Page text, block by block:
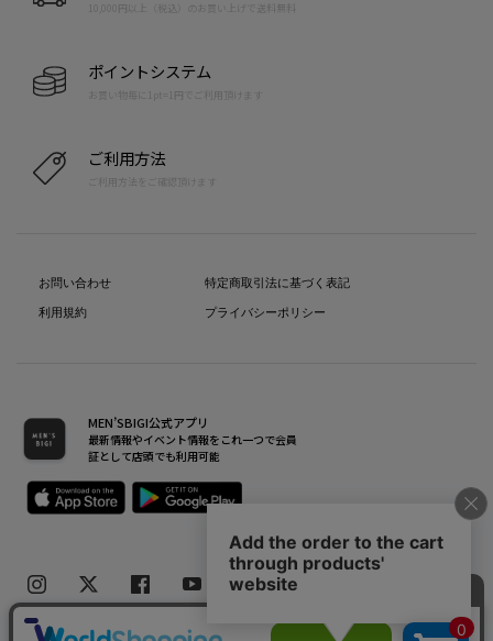
10,000円以上（税込）のお買い上げで送料無料
ポイントシステム
お買い物毎に1pt=1円でご利用頂けます
ご利用方法
ご利用方法をご確認頂けます
お問い合わせ
利用規約
特定商取引法に基づく表記
プライバシーポリシー
MEN’SBIGI公式アプリ
最新情報やイベント情報をこれ一つで会員
証として店頭でも利用可能